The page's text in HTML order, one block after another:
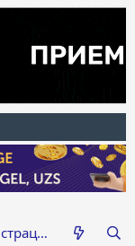
Регистрация